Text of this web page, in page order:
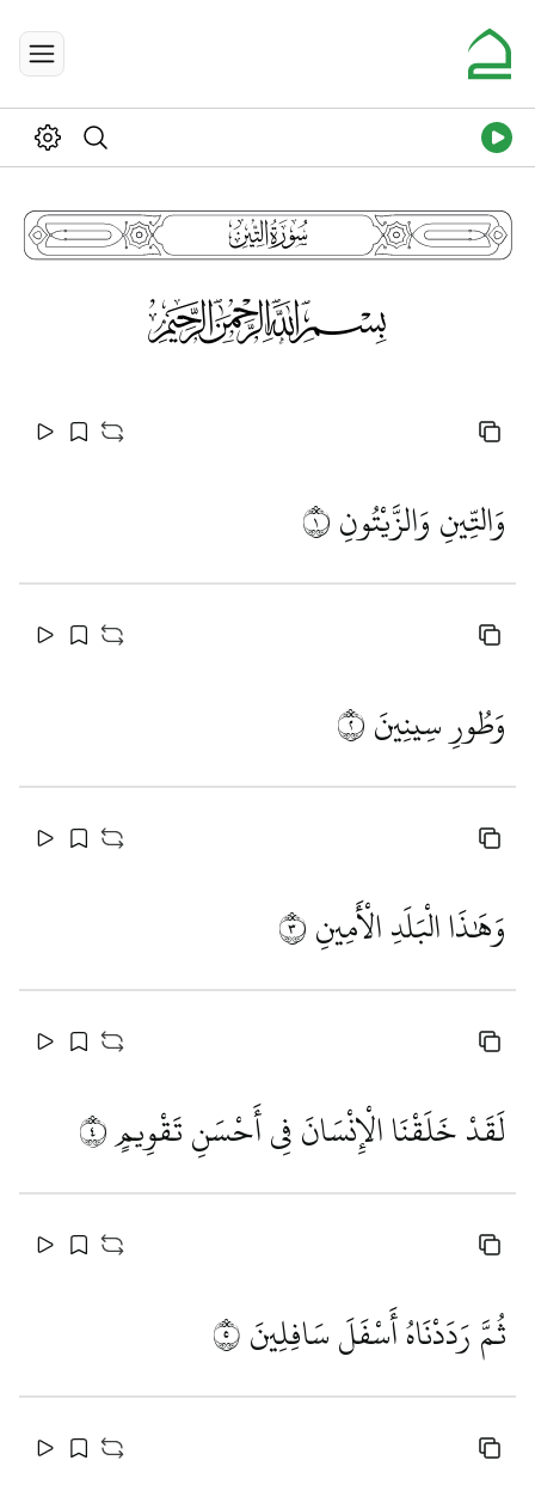
95
115
وَالتِّينِ وَالزَّيْتُونِ١
وَطُورِ سِينِينَ٢
وَهَٰذَا الْبَلَدِ الْأَمِينِ٣
لَقَدْ خَلَقْنَا الْإِنْسَانَ فِي أَحْسَنِ تَقْوِيمٍ٤
ثُمَّ رَدَدْنَاهُ أَسْفَلَ سَافِلِينَ٥